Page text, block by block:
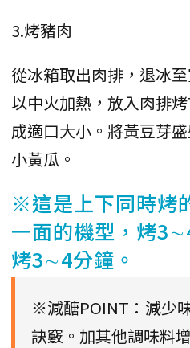
3.烤豬肉
從冰箱取出肉排，退冰
以中火加熱，放入肉排
成適口大小。將黃豆芽
小黃瓜。
※這是上下同時烤
一面的機型，烤
烤3∼4分鐘。
※減醣POINT：減少
訣竅。加其他調味料